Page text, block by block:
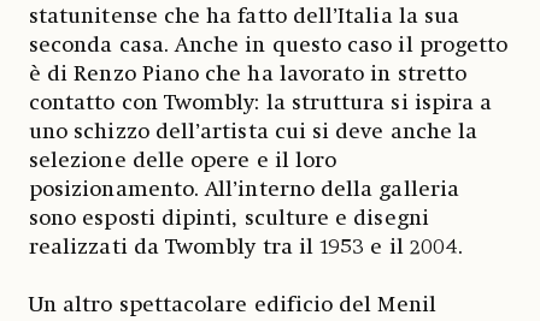
statunitense che ha fatto dell’Italia la sua
seconda casa. Anche in questo caso il progetto
è di Renzo Piano che ha lavorato in stretto
contatto con Twombly: la struttura si ispira a
uno schizzo dell’artista cui si deve anche la
selezione delle opere e il loro
posizionamento. All’interno della galleria
sono esposti dipinti, sculture e disegni
realizzati da Twombly tra il 1953 e il 2004.
Un altro spettacolare edificio del Menil